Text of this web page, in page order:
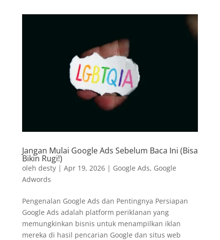
Jangan Mulai Google Ads Sebelum Baca Ini (Bisa
Bikin Rugi!)
oleh desty| Apr 19, 2026| Google Ads, Google
Adwords
Pengenalan Google Ads dan Pentingnya Persiapan
Google Ads adalah platform periklanan yang
memungkinkan bisnis untuk menampilkan iklan
mereka di hasil pencarian Google dan situs web